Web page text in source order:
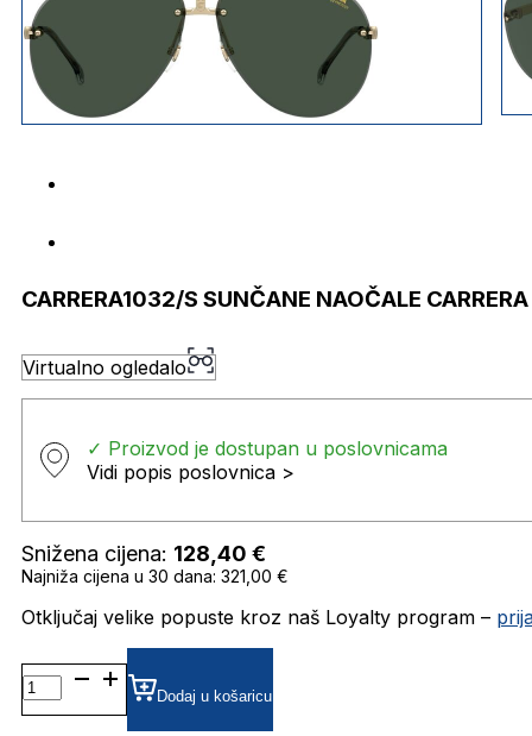
CARRERA1032/S SUNČANE NAOČALE CARRERA
Virtualno ogledalo
✓ Proizvod je dostupan u poslovnicama
Vidi popis poslovnica >
Snižena cijena: 128,40 €
Najniža cijena u 30 dana: 321,00 €
Otključaj velike popuste kroz naš Loyalty program –
CARRERA1032/S SUNČANE
NAOČALE
CARRERA
Dodaj u košaricu